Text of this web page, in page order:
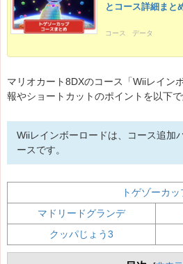
とコース詳細まと
コース データ
マリオカート8DXのコース「Wiiレイン
報やショートカットのポイントを以下で
Wiiレインボーロードは、コース追加
ースです。
トゲゾーカッ
マドリードグランデ
クッパじょう3